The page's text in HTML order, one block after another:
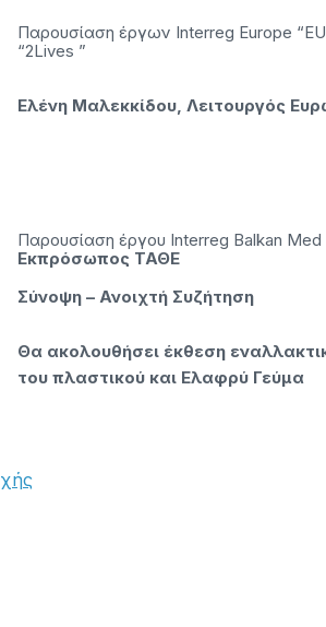
Παρουσίαση έργων Interreg Europe
“2Lives ”
Ελένη Μαλεκκίδου, Λειτουργός
Παρουσίαση έργου Interreg
Εκπρόσωπος ΤΑΘΕ
Σύνοψη – Ανοιχτή Συζήτηση
Θα ακολουθήσει έκθεση
του πλαστικού και Ελαφρύ Γεύμα